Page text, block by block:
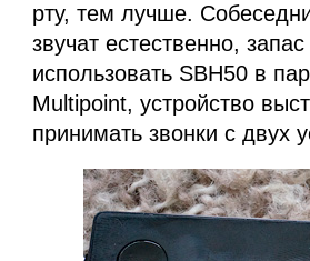
рту, тем лучше.
звучат естественно,
использовать SBH50 в
Multipoint, устройство
принимать звонки с двух